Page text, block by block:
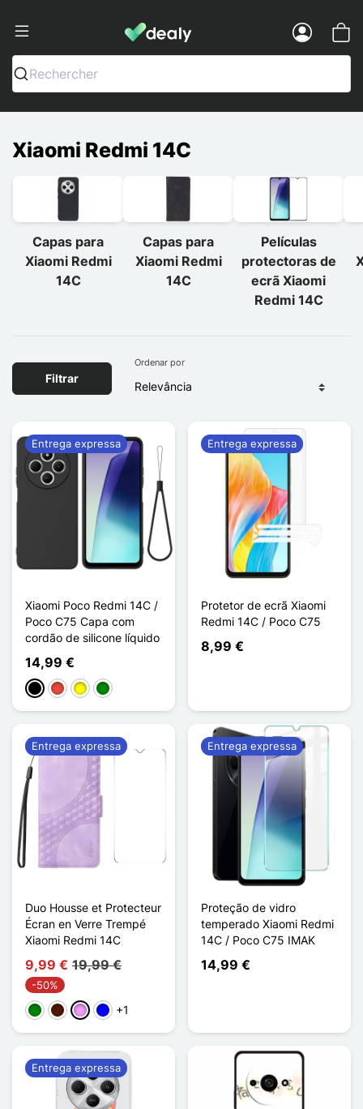
Dealy - Capas e acessórios para
Rechercher
Xiaomi Redmi 14C
Capas para
Xiaomi Redmi
14C
Capas para
Xiaomi Redmi
14C
Películas
protectoras de
ecrã Xiaomi
Redmi 14C
Filtrar
Ordenar por
Xiaomi Poco Redmi 14C /
Poco C75 Capa com
cordão de silicone líquido
14,99 €
PretoVermelho
Amarelo
Verde
Entrega expressa
Protetor de ecrã Xiaomi
Redmi 14C / Poco C75
8,99 €
Entrega expressa
Duo Housse et Protecteur
Écran en Verre Trempé
Xiaomi Redmi 14C
9,99 € 19,99 €
-50%
VerdeCastanho escuro
Violeta ligeira
Azul+1
Entrega expressa
Proteção de vidro
temperado Xiaomi Redmi
14C / Poco C75 IMAK
14,99 €
Entrega expressa
Entrega expressa